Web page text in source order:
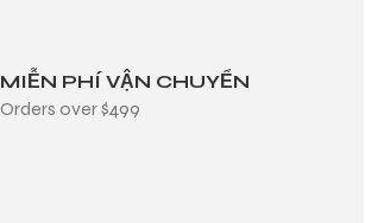
MIỄN PHÍ VẬN CHUYỂN
Orders over $499